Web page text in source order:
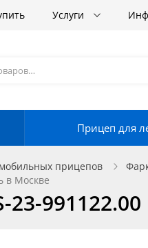
Услуги
Прицеп для
прицепов
в Москве